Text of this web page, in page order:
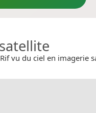
vu du ciel en imagerie